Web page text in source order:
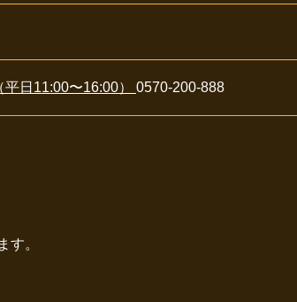
日11:00〜16:00） 0570-200-888
す。